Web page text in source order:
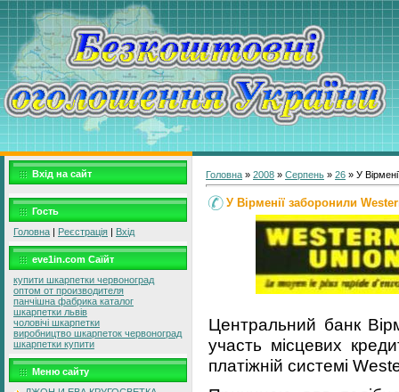
Вхід на сайт
Гость
Головна | Реєстрація | Вхід
eve1in.com Саїйт
купити шкарпетки червоноград
оптом от производителя
панчішна фабрика каталог
шкарпетки львів
чоловічі шкарпетки
виробництво шкарпеток червоноград
шкарпетки купити
Меню сайту
Головна » 2008 » Серпень » 26 » У
У Вірменії заборонили
Центральний банк
участь місцевих
платіжній системі